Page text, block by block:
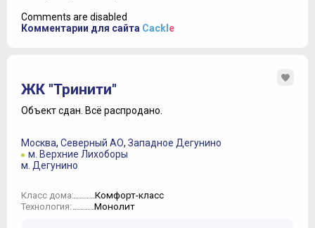
Comments are disabled
Комментарии для сайта Cackl e
ЖК "Тринити"
Объект сдан. Всё распродано.
Москва, Северный АО, Западное Дегунино
м. Верхние Лихоборы
м. Дегунино
Класс дома: Комфорт-класс
Технология: Монолит